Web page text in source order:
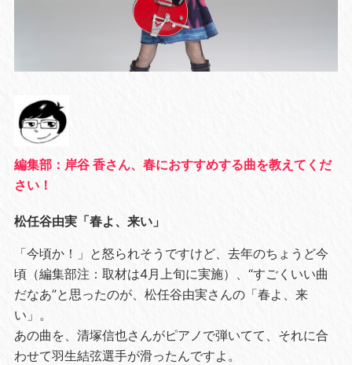
編集部：岸谷 香さん、春におすすめする曲を教えてくだ
さい！
松任谷由実「春よ、来い」
「今頃か！」と怒られそうですけど、去年のちょうど今
頃（編集部注：取材は4月上旬に実施）、“すごくいい曲
だなあ”と思ったのが、松任谷由実さんの「春よ、来
い」。
あの曲を、清塚信也さんがピアノで弾いてて、それに合
わせて羽生結弦選手が滑ったんですよ。